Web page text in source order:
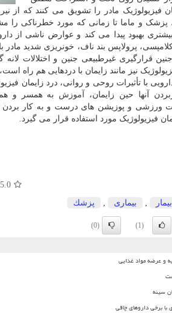
فیزیولوژیک مادر را تشویق می کنند که از
پزشک و ماما تا زمانی که مورد خطرناکی را
بهبود پیدا می کند و عوارض ناشی از
پرولاپس بند ناف، خونریزی شدید مادر
قرارگیری غیرطبیعی جنین و اختلالات
نیز مانند زایمان با دردهایی هم راه
با تأثیرات روحی و روانی، درد زایمان
آنها حین زایمان، آموزش به همسر و
ورزشی و پوزیشن های درست و به کار بردن
فیزیولوژیک مورد استفاده قرار می گیرد.
5.0
بیمار , بیماری , پزشك
(1)
(0)
و عرضه مواد غذایی
سینه
برخی داروهای چاقی